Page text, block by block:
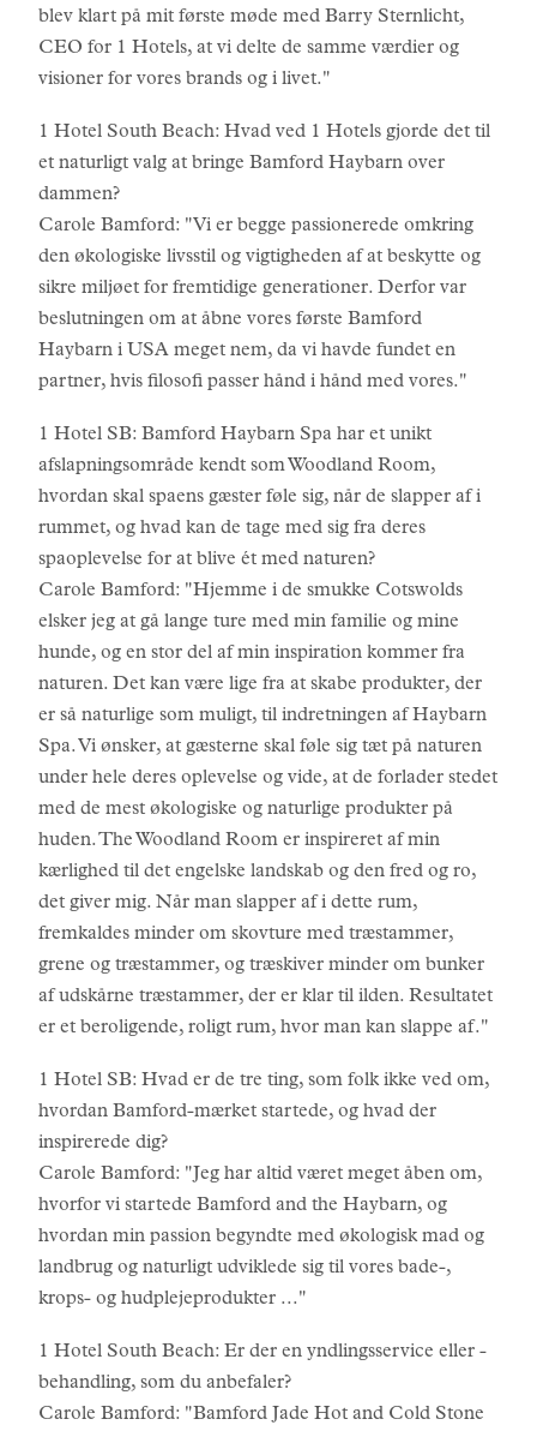
blev klart på mit første møde med Barry Sternlicht,
CEO for 1 Hotels, at vi delte de samme værdier og
visioner for vores brands og i livet."
1 Hotel South Beach: Hvad ved 1 Hotels gjorde det til
et naturligt valg at bringe Bamford Haybarn over
dammen?
Carole Bamford: "Vi er begge passionerede omkring
den økologiske livsstil og vigtigheden af at beskytte og
sikre miljøet for fremtidige generationer. Derfor var
beslutningen om at åbne vores første Bamford
Haybarn i USA meget nem, da vi havde fundet en
partner, hvis filosofi passer hånd i hånd med vores."
1 Hotel SB: Bamford Haybarn Spa har et unikt
afslapningsområde kendt som Woodland Room,
hvordan skal spaens gæster føle sig, når de slapper af i
rummet, og hvad kan de tage med sig fra deres
spaoplevelse for at blive ét med naturen?
Carole Bamford: "Hjemme i de smukke Cotswolds
elsker jeg at gå lange ture med min familie og mine
hunde, og en stor del af min inspiration kommer fra
naturen. Det kan være lige fra at skabe produkter, der
er så naturlige som muligt, til indretningen af Haybarn
Spa. Vi ønsker, at gæsterne skal føle sig tæt på naturen
under hele deres oplevelse og vide, at de forlader stedet
med de mest økologiske og naturlige produkter på
huden. The Woodland Room er inspireret af min
kærlighed til det engelske landskab og den fred og ro,
det giver mig. Når man slapper af i dette rum,
fremkaldes minder om skovture med træstammer,
grene og træstammer, og træskiver minder om bunker
af udskårne træstammer, der er klar til ilden. Resultatet
er et beroligende, roligt rum, hvor man kan slappe af."
1 Hotel SB: Hvad er de tre ting, som folk ikke ved om,
hvordan Bamford-mærket startede, og hvad der
inspirerede dig?
Carole Bamford: "Jeg har altid været meget åben om,
hvorfor vi startede Bamford and the Haybarn, og
hvordan min passion begyndte med økologisk mad og
landbrug og naturligt udviklede sig til vores bade-,
krops- og hudplejeprodukter ..."
1 Hotel South Beach: Er der en yndlingsservice eller -
behandling, som du anbefaler?
Carole Bamford: "Bamford Jade Hot and Cold Stone